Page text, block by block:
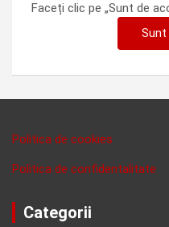
Faceți clic pe „Sunt de
Sunt
Politica de cookies
Politica de confidentalitate
Categorii